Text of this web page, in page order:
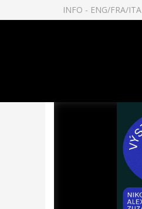
INFO - ENG/FRA/ITA